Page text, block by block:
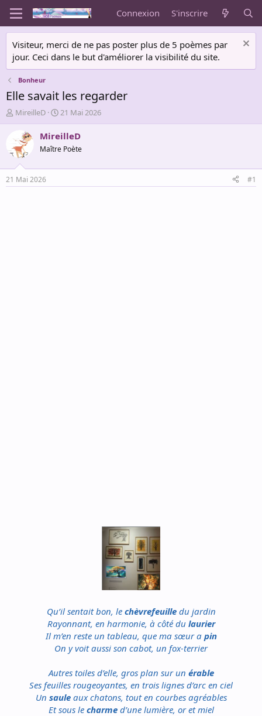
Connexion S'inscrire
Visiteur, merci de ne pas poster plus de 5 poèmes par
jour. Ceci dans le but d'améliorer la visibilité du site.
Bonheur
Elle savait les regarder
A
u
e
u
r
d
e
MireilleD
D
a
t
d
é
21 Mai 2026
MireilleD
Maître Poète
21 Mai 2026 #1
Qu’il sentait bon, lechèvrefeuille du jardin
Rayonnant, en harmonie, à côté du laurier
Il m’en reste un tableau, que ma sœur apin
On y voit aussi son cabot, un fox-terrier
Autres toiles d’elle, gros plan sur un érable
Ses feuilles rougeoyantes, en trois lignes d’arc en ciel
Un sauleaux chatons, tout en courbes agréables
Et sous le charmed’une lumière, or et miel